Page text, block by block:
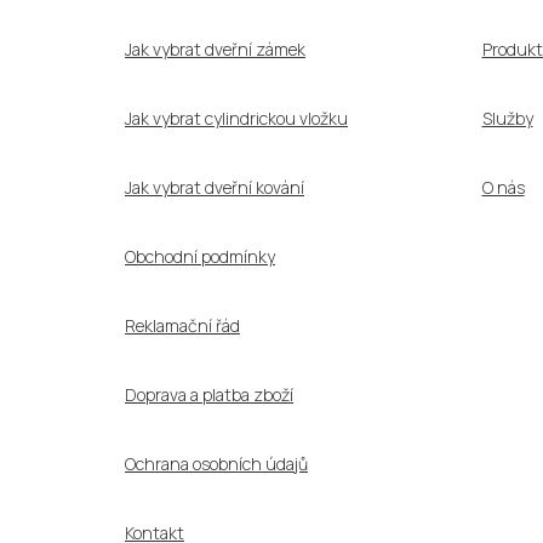
Jak vybrat dveřní zámek
Jak vybrat cylindrickou vložku
Jak vybrat dveřní kování
Obchodní podmínky
Reklamační řád
Doprava a platba zboží
Ochrana osobních údajů
Kontakt
Služby
O nás